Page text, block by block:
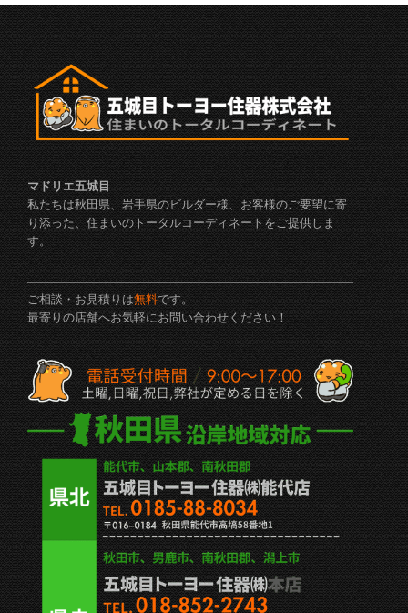
マドリエ五城目
私たちは秋田県、岩手県のビルダー様、お客様のご要望に寄
り添った、住まいのトータルコーディネートをご提供しま
す。
ご相談・お見積りは無料です。
最寄りの店舗へお気軽にお問い合わせください！